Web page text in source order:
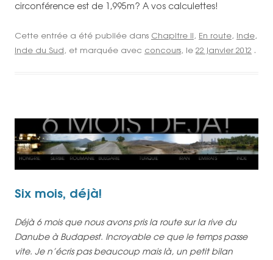
circonférence est de 1,995m? A vos calculettes!
Cette entrée a été publiée dans Chapitre II, En route, Inde,
Inde du Sud, et marquée avec concours, le 22 janvier 2012 .
Six mois, déjà!
Déjà 6 mois que nous avons pris la route sur la rive du
Danube à Budapest. Incroyable ce que le temps passe
vite. Je n’écris pas beaucoup mais là, un petit bilan